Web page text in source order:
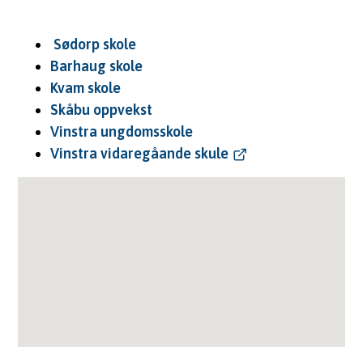
Sødorp skole
Barhaug skole
Kvam skole
Skåbu oppvekst
Vinstra ungdomsskole
Vinstra vidaregåande skule